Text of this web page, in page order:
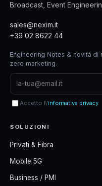
Broadcast, Event
sales@nexim.it
+39 02 8622 44
Engineering Notes & novità
zero marketing.
Accetto l\'informativa privacy
SOLUZIONI
Privati & Fibra
Mobile 5G
Business / PMI